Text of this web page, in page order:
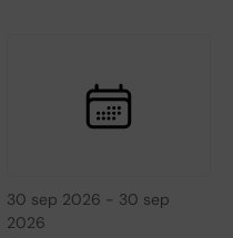
30 sep 2026 - 30 sep
2026